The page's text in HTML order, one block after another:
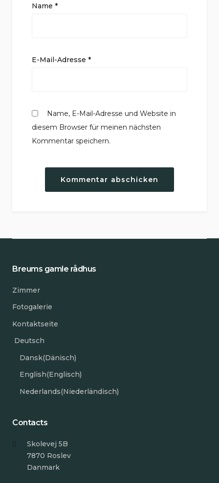
Name *
E-Mail-Adresse *
Name, E-Mail-Adresse und Website in
diesem Browser für meinen nächsten
Kommentar speichern.
Breums gamle rådhus
Zimmer
Fotogalerie
Kontaktseite
Deutsch
Dansk(Dänisch)
English(Englisch)
Nederlands(Niederländisch)
Contacts
Skolevej 5B
7870 Roslev
Danmark